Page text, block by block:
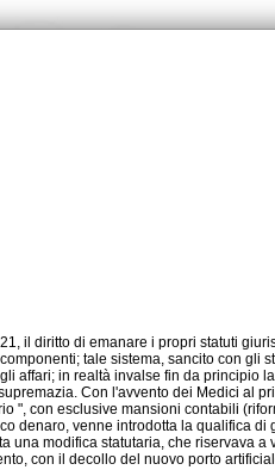
con il decollo del nuovo porto